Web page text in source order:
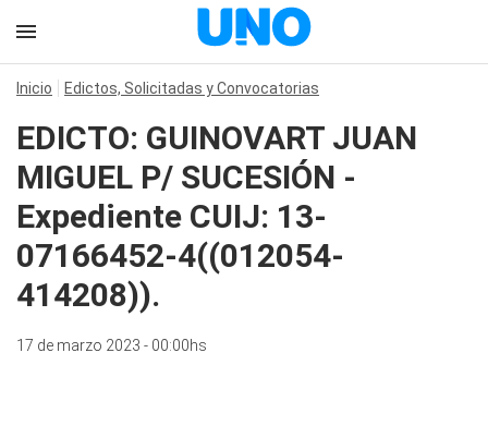
Inicio Edictos, Solicitadas y Convocatorias
EDICTO: GUINOVART JUAN
MIGUEL P/ SUCESIÓN -
Expediente CUIJ: 13-
07166452-4((012054-
414208)).
17 de marzo 2023 - 00:00hs